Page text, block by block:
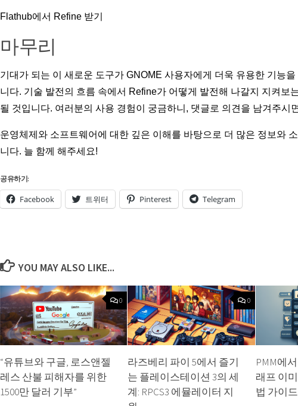
Flathub에서 Refine 받기
마무리
기대가 되는 이 새로운 도구가 GNOME 사용자에게 더욱 유용한 기능
니다. 기술 발전의 흐름 속에서 Refine가 어떻게 발전해 나갈지 지켜보
될 것입니다. 여러분의 사용 경험이 궁금하니, 댓글로 의견을 남겨주시
운영체제와 소프트웨어에 대한 깊은 이해를 바탕으로 더 많은 정보와
니다. 늘 함께 해주세요!
공유하기:
Facebook 트위터 Pinterest Telegram
YOU MAY ALSO LIKE...
0
“유튜브와 구글, 로스앤젤
레스 산불 피해자를 위한
1500만 달러 기부”
0
라즈베리 파이 5에서 즐기
는 플레이스테이션 3의 세
계: RPCS3 에뮬레이터 지
PMM에
래프 이
법 가이드